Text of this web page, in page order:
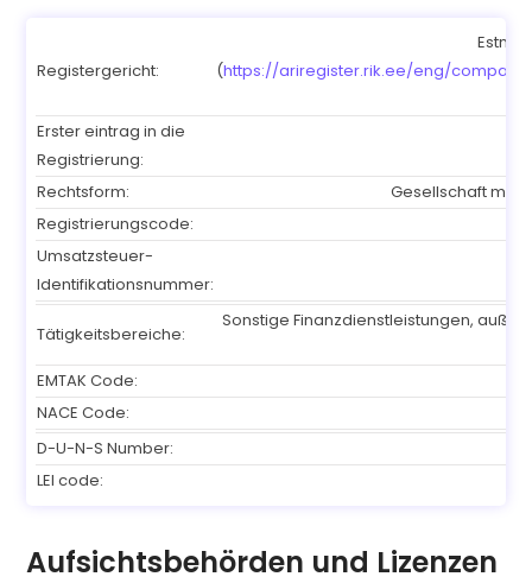
Registergericht:
(https://ariregister.rik.ee/eng/
Erster eintrag in die
Registrierung:
Rechtsform:
Gesellschaft mit
Registrierungscode:
Umsatzsteuer-
Identifikationsnummer:
Tätigkeitsbereiche:
Sonstige Finanzdienstleistungen,
EMTAK Code:
NACE Code:
D-U-N-S Number:
LEI code:
Aufsichtsbehörden und Lizenzen